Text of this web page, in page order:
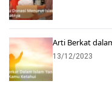
Arti Berkat
13/12/2023